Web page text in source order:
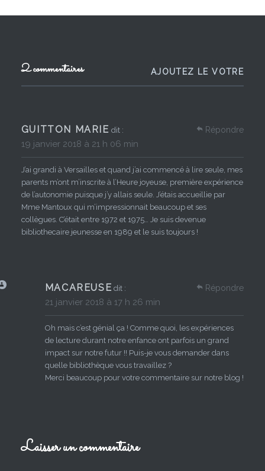
2 commentaires AJOUTEZ LE VOTRE
GUITTON MARIE dit :
19 janvier 2018 à 21 h 06 min
J’ai grandi à Versailles et quand j’ai commencé à lire seule, mes
parents m’ont m’inscrite à l’Heure joyeuse, première expérience
de l’autonomie puisque j’y allais seule. J’étais accueillie par
Mme Mantoux qui m’impressionnait beaucoup et ses
collègues. C’était entre 1972 et 1975… Je suis devenue
bibliothecaire jeunesse en 1989 et le suis toujours !
Répondre
MACAREUSE dit :
21 janvier 2018 à 17 h 26 min
Oh mais c’est génial ça ! Comme quoi, les expériences
de lecture durant notre enfance ont parfois un grand
impact sur notre futur !! Puis-je vous demander dans
quelle bibliothèque vous travaillez ?
Merci beaucoup pour votre commentaire sur notre blog !
Répondre
Laisser un commentaire